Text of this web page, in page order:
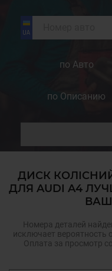
по Авто
по Описанию
ДИСК
ДЛЯ AUDI A4
Номера деталей
исключает вероятность
Оплата за просмотр